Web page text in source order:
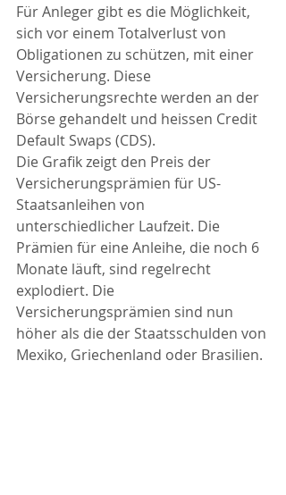
Für Anleger gibt es die Möglichkeit,
sich vor einem Totalverlust von
Obligationen zu schützen, mit einer
Versicherung. Diese
Versicherungsrechte werden an der
Börse gehandelt und heissen Credit
Default Swaps (CDS).
Die Grafik zeigt den Preis der
Versicherungsprämien für US-
Staatsanleihen von
unterschiedlicher Laufzeit. Die
Prämien für eine Anleihe, die noch 6
Monate läuft, sind regelrecht
explodiert. Die
Versicherungsprämien sind nun
höher als die der Staatsschulden von
Mexiko, Griechenland oder Brasilien.